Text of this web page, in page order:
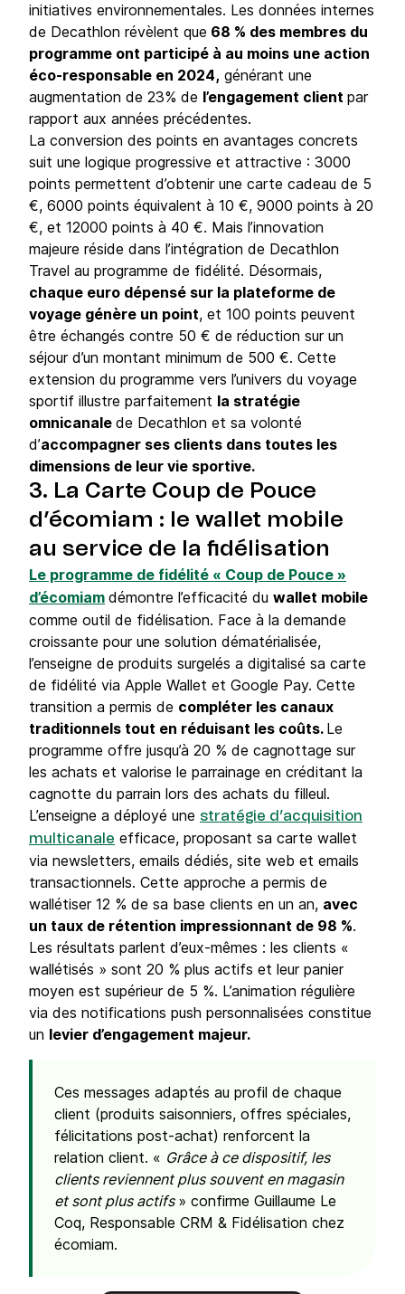
initiatives environnementales. Les données internes
de Decathlon révèlent que 68 % des membres du
programme ont participé à au moins une action
éco-responsable en 2024, générant une
augmentation de 23% de l’engagement client par
rapport aux années précédentes.
La conversion des points en avantages concrets
suit une logique progressive et attractive : 3000
points permettent d’obtenir une carte cadeau de 5
€, 6000 points équivalent à 10 €, 9000 points à 20
€, et 12000 points à 40 €. Mais l’innovation
majeure réside dans l’intégration de Decathlon
Travel au programme de fidélité. Désormais,
chaque euro dépensé sur la plateforme de
voyage génère un point, et 100 points peuvent
être échangés contre 50 € de réduction sur un
séjour d’un montant minimum de 500 €. Cette
extension du programme vers l’univers du voyage
sportif illustre parfaitement la stratégie
omnicanale de Decathlon et sa volonté
d’accompagner ses clients dans toutes les
dimensions de leur vie sportive.
3. La Carte Coup de Pouce
d’écomiam : le wallet mobile
au service de la fidélisation
Le programme de fidélité « Coup de Pouce »
d’écomiam démontre l’efficacité du wallet mobile
comme outil de fidélisation. Face à la demande
croissante pour une solution dématérialisée,
l’enseigne de produits surgelés a digitalisé sa carte
de fidélité via Apple Wallet et Google Pay. Cette
transition a permis de compléter les canaux
traditionnels tout en réduisant les coûts. Le
programme offre jusqu’à 20 % de cagnottage sur
les achats et valorise le parrainage en créditant la
cagnotte du parrain lors des achats du filleul.
L’enseigne a déployé une stratégie d’acquisition
multicanale efficace, proposant sa carte wallet
via newsletters, emails dédiés, site web et emails
transactionnels. Cette approche a permis de
wallétiser 12 % de sa base clients en un an, avec
un taux de rétention impressionnant de 98 %.
Les résultats parlent d’eux-mêmes : les clients «
wallétisés » sont 20 % plus actifs et leur panier
moyen est supérieur de 5 %. L’animation régulière
via des notifications push personnalisées constitue
un levier d’engagement majeur.
Ces messages adaptés au profil de chaque
client (produits saisonniers, offres spéciales,
félicitations post-achat) renforcent la
relation client. « Grâce à ce dispositif, les
clients reviennent plus souvent en magasin
et sont plus actifs » confirme Guillaume Le
Coq, Responsable CRM & Fidélisation chez
écomiam.